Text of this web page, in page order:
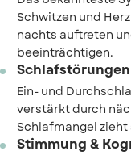
Schwitzen und
nachts auftreten
beeinträchtigen.
Schlafstörungen
Ein- und
verstärkt durch
Schlafmangel
Stimmung &